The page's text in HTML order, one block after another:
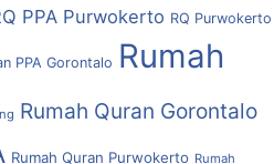
PPA Purwokerto RQ Purwokerto
PPA Gorontalo Rumah
Rumah Quran Gorontalo
Rumah Quran Purwokerto Rumah